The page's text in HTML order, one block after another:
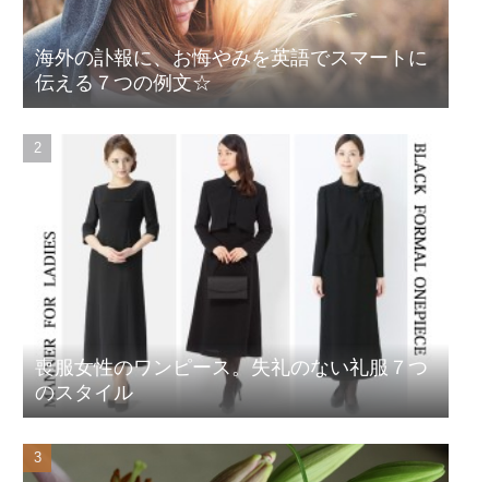
海外の訃報に、お悔やみを英語でスマートに
伝える７つの例文☆
喪服女性のワンピース。失礼のない礼服７つ
のスタイル